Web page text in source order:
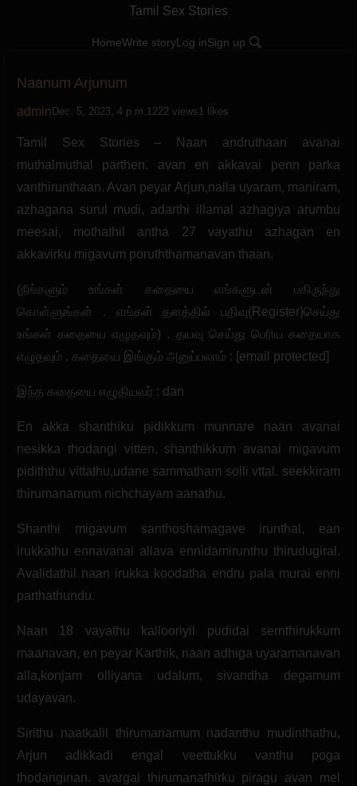
Tamil Sex Stories
HomeWrite storyLog inSign up
Naanum Arjunum
admin Dec. 5, 2023, 4 p.m. 1222 views1 likes
Tamil Sex Stories – Naan andruthaan avanai
muthalmuthal parthen. avan en akkavai penn parka
vanthirunthaan. Avan peyar Arjun,nalla uyaram, maniram,
azhagana surul mudi, adarthi illamal azhagiya arumbu
meesai, mothathil antha 27 vayathu azhagan en
akkavirku migavum poruththamanavan thaan.
(நீங்களும் உங்கள் கதையை எங்களுடன் பகிருந்து
கொள்ளுங்கள் . எங்கள் தளத்தில் பதிவு(Register)செய்து
உங்கள் கதையை எழுதவும்) . தயவு செய்து பெரிய கதையாக
எழுதவும் . கதையை இங்கும் அனுப்பலாம் : [email protected]
இந்த கதையை எழுதியவர் : dan
En akka shanthiku pidikkum munnare naan avanai
nesikka thodangi vitten, shanthikkum avanai migavum
pidiththu vittathu,udane sammatham solli vttal. seekkiram
thirumanamum nichchayam aanathu.
Shanthi migavum santhoshamagave irunthal, ean
irukkathu ennavanai allava ennidamirunthu thirudugiral.
Avalidathil naan irukka koodatha endru pala murai enni
parthathundu.
Naan 18 vayathu kallooriyil pudidai sernthirukkum
maanavan, en peyar Karthik, naan adhiga uyaramanavan
alla,konjam olliyana udalum, sivandha degamum
udayavan.
Sirithu naatkalil thirumanamum nadanthu mudinthathu,
Arjun adikkadi engal veettukku vanthu poga
thodanginan. avargal thirumanathirku piragu avan mel